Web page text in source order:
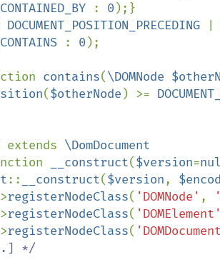
: 0 );}
DOCUMENT_POSITION_PRECEDING
: 0 );
contains(\DOMNode
($otherNode ) >=
extends \DomDocument
__construct($version=
:: __construct($version,
registerNodeClass( 'DOMNode' ,
registerNodeClass( 'DOMElement'
registerNodeClass(
*/